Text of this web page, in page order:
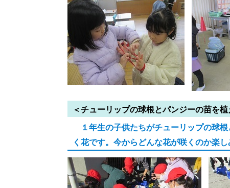
＜チューリップの球根とパンジーの苗を
１年生の子供たちがチューリップの球
く花です。今からどんな花が咲くのか楽し